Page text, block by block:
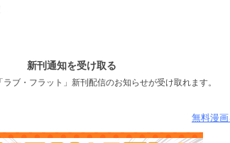
新刊通知を受け取る
ラブ・フラット」新刊配信のお知らせが受け取れます。
無料漫画